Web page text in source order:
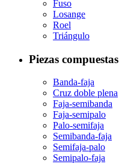
Fuso
Losange
Roel
Triángulo
Piezas compuestas
Banda-faja
Cruz doble plena
Faja-semibanda
Faja-semipalo
Palo-semifaja
Semibanda-faja
Semifaja-palo
Semipalo-faja